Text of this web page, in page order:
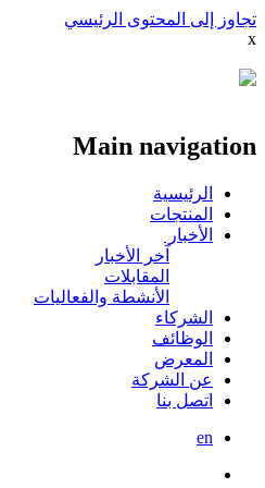
تجاوز إلى المحتوى الرئيسي
x
Main navigation
الرئيسية
المنتجات
الأخبار
آخر الأخبار
المقابلات
الأنشطة والفعاليات
الشركاء
الوظائف
المعرض
عن الشركة
اتصل بنا
en